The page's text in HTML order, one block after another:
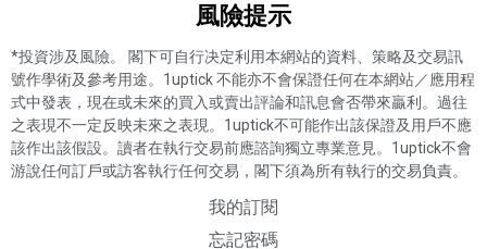
風險提示​
*投資涉及風險。 閣下可自行决定利用本網站的資料、策略及交易訊
號作學術及參考用途。1uptick 不能亦不會保證任何在本網站／應用程
式中發表，現在或未來的買入或賣出評論和訊息會否帶來贏利。過往
之表現不一定反映未來之表現。1uptick不可能作出該保證及用戶不應
該作出該假設。讀者在執行交易前應諮詢獨立專業意見。1uptick不會
游說任何訂戶或訪客執行任何交易，閣下須為所有執行的交易負責。
我的訂閱
忘記密碼